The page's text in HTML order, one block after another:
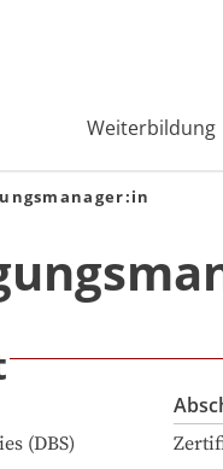
Weiterbildung
(DBS)